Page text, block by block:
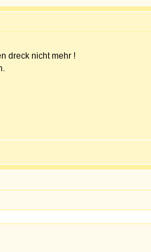
dreck nicht mehr !